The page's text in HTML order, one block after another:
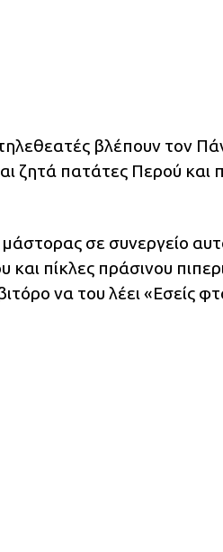
τηλεθεατές βλέπουν τον
ζητά πατάτες Περού και
σε συνεργείο
και πίκλες πράσινου
να του λέει «Εσείς